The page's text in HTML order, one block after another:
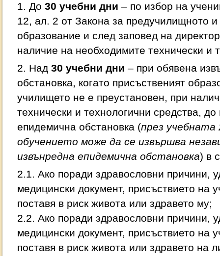
1. До 30 учебни дни – по избор на
12, ал. 2 от Закона за предучилищното
образование и след заповед на
наличие на необходимите технически и
2. Над 30 учебни дни – при обявена
обстановка, когато присъственият
училището не е преустановен, при
технически и технологични средства,
епидемична обстановка (през учебната
обучението може да се извършва
извънредна епидемична обстановка) в
2.1. Ако поради здравословни причини,
медицински документ, присъствието на
поставя в риск живота или здравето му;
2.2. Ако поради здравословни причини,
медицински документ, присъствието на
поставя в риск живота или здравето на